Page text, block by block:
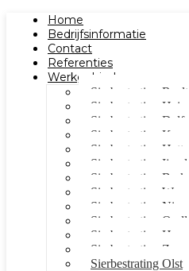
Home
Bedrijfsinformatie
Contact
Referenties
Werkgebied
Sierbestrating Raalte
Sierbestrating Heino
Sierbestrating
Sierbestrating
Sierbestrating
Sierbestrating
Sierbestrating
Sierbestrating Wezep
Sierbestrating
Sierbestrating
Sierbestrating
Sierbestrating
Sierbestrating Olst